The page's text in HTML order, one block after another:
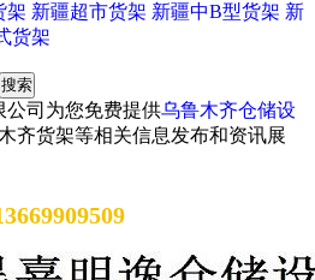
架 新疆超市货架 新疆中B型货架 新
货架
公司为您免费提供乌鲁木齐仓储设
齐货架等相关信息发布和资讯展